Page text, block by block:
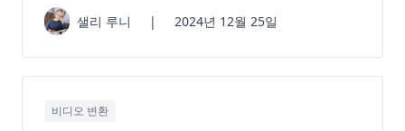
샐리 루니 | 2024년 12월 25일
비디오 변환